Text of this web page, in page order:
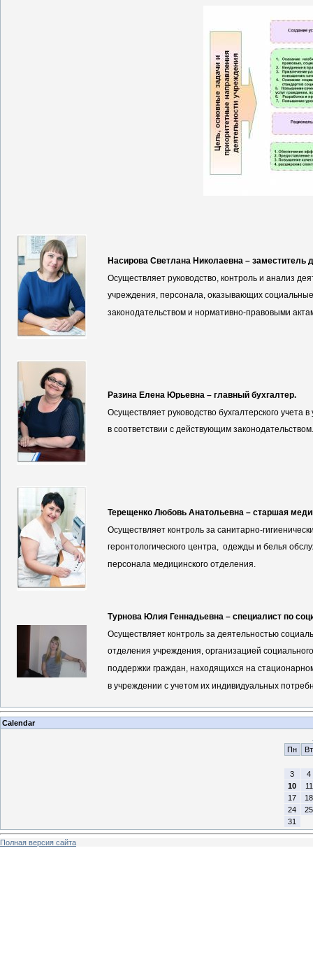
Насирова Светлана Николаевна – заместитель
Осуществляет руководство, контроль и анализ
учреждения, персонала, оказывающих
законодательством и нормативно-правовыми
Разина Елена Юрьевна – главный бухгалтер.
Осуществляет руководство бухгалтерского учета
в соответствии с действующим законодательством.
Терещенко Любовь Анатольевна – старшая
Осуществляет контроль за санитарно-
геронтологического центра, одежды и белья
персонала медицинского отделения.
Турнова Юлия Геннадьевна – специалист по
Осуществляет контроль за деятельностью
отделения учреждения, организацией
поддержки граждан, находящихся на
в учреждении с учетом их индивидуальных
Calendar
Пн
Вт
3
4
10
11
17
18
24
25
31
Полная версия сайта